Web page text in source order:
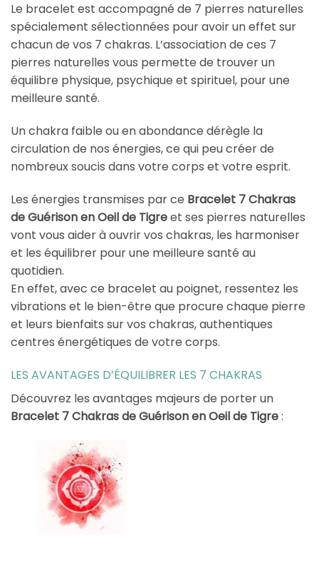
Le bracelet est accompagné de 7 pierres naturelles
spécialement sélectionnées pour avoir un effet sur
chacun de vos 7 chakras. L’association de ces 7
pierres naturelles vous permette de trouver un
équilibre physique, psychique et spirituel, pour une
meilleure santé.
Un chakra faible ou en abondance dérègle la
circulation de nos énergies, ce qui peu créer de
nombreux soucis dans votre corps et votre esprit.
Les énergies transmises par ce Bracelet 7 Chakras
de Guérison en Oeil de Tigreet ses pierres naturelles
vont vous aider à ouvrir vos chakras, les harmoniser
et les équilibrer pour une meilleure santé au
quotidien.
En effet, avec ce bracelet au poignet, ressentez les
vibrations et le bien-être que procure chaque pierre
et leurs bienfaits sur vos chakras, authentiques
centres énergétiques de votre corps.
LES AVANTAGES D’ÉQUILIBRER LES 7 CHAKRAS
Découvrez les avantages majeurs de porter un
Bracelet 7 Chakras de Guérison en Oeil de Tigre: